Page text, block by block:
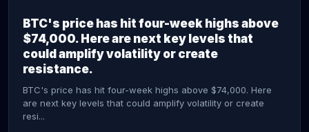
BTC's price has hit four-week highs above
$74,000. Here are next key levels that
could amplify volatility or create
resistance.
BTC's price has hit four-week highs above $74,000. Here
are next key levels that could amplify volatility or create
resi...